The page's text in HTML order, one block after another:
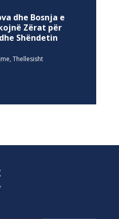
dhe Bosnja e
Zërat për
Shëndetin
, Thellesisht